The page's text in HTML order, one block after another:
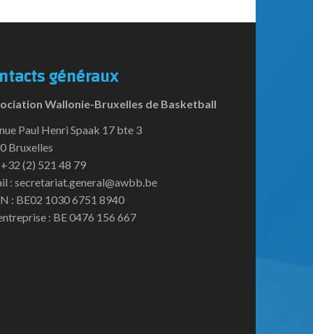
généraux
Wallonie-Bruxelles de Basketball
Paul Henri Spaak 17 bte 3
Bruxelles
(2) 521 48 79
: secretariat.general@awbb.be
: BE02 1030 6751 8940
: BE 0476 156 667